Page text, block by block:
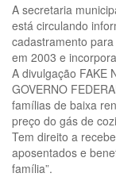
A secretaria
está circulando
cadastramento
em 2003 e
A divulgação FAKE
GOVERNO
famílias de baixa
preço do gás de
Tem direito a
aposentados e
família”.